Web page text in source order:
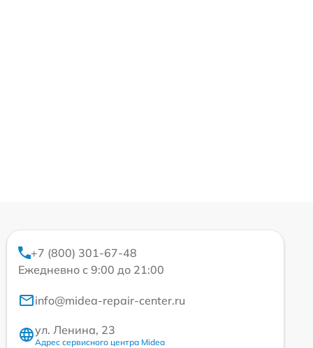
+7 (800) 301-67-48
Ежедневно с 9:00 до 21:00
info@midea-repair-center.ru
ул. Ленина, 23
Адрес сервисного центра Midea